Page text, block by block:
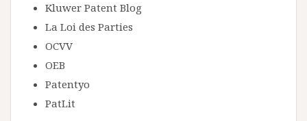
Kluwer Patent Blog
La Loi des Parties
OCVV
OEB
Patentyo
PatLit